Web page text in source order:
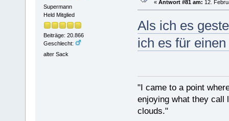
Supermann
Held Mitglied
Beiträge: 20.866
Geschlecht:
alter Sack
« Antwort #81 am: 12.
Als ich es
ich es für
"I came to a point
enjoying what they call
clouds."